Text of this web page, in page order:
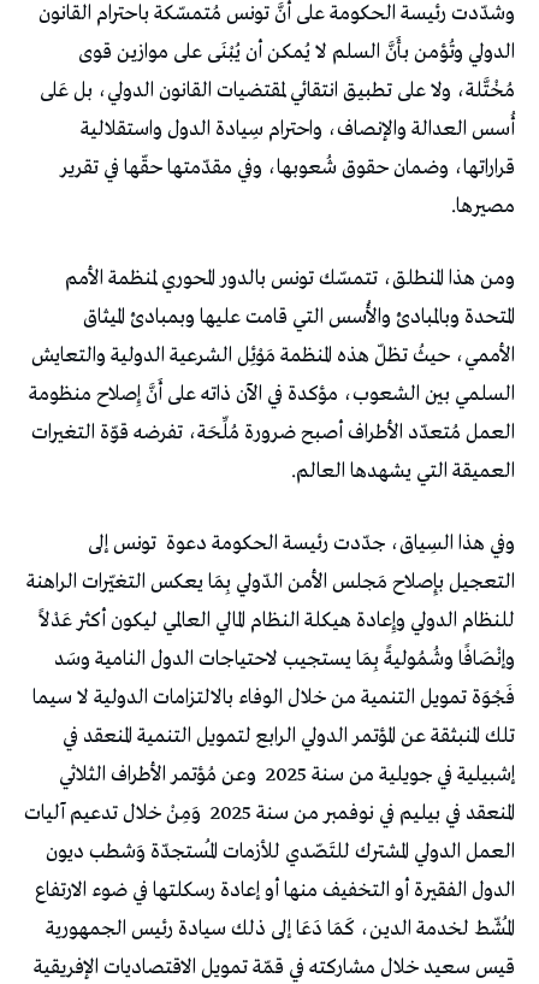
وشدّدت رئيسة الحكومة على أنَّ تونس مُتمسّكة باحترام القانون
الدولي وتُؤمن بأَنَّ السلم لا يُمكن أن يُبْنَى على موازين قوى
مُخْتَّلة، ولا على تطبيق انتقائي لمقتضيات القانون الدولي، بل عَلى
أُسس العدالة والإنصاف، واحترام سِيادة الدول واستقلالية
قراراتها، وضمان حقوق شُعوبها، وفي مقدّمتها حقّها في تقرير
مصيرها.
ومن هذا المنطلق، تتمسّك تونس بالدور المحوري لمنظمة الأمم
المتحدة وبالمبادئ والأُسس التي قامت عليها وبمبادئ الميثاق
الأممي، حيثُ تظلّ هذه المنظمة مَوْئِل الشرعية الدولية والتعايش
السلمي بين الشعوب، مؤكدة في الآن ذاته على أَنَّ إِصلاح منظومة
العمل مُتعدّد الأطراف أصبح ضرورة مُلِّحَة، تفرضه قوّة التغيرات
العميقة التي يشهدها العالم.
وفي هذا السِياق، جدّدت رئيسة الحكومة دعوة تونس إلى
التعجيل بإِصلاح مَجلس الأمن الدّولي بِمَا يعكس التغيّرات الراهنة
للنظام الدولي وإِعادة هيكلة النظام المالي العالمي ليكون أكثر عَدْلاً
وإنْصَافًا وشُمُوليةً بِمَا يستجيب لاحتياجات الدول النامية وسَد
فَجْوَة تمويل التنمية من خلال الوفاء بالالتزامات الدولية لا سيما
تلك المنبثقة عن المؤتمر الدولي الرابع لتمويل التنمية المنعقد في
إشبيلية في جويلية من سنة 2025 وعن مُؤتمر الأطراف الثلاثي
المنعقد في بيليم في نوفمبر من سنة 2025 وَمِنْ خلال تدعيم آليات
العمل الدولي المشترك للتَصّدي للأزمات المُستجدّة وَشطب ديون
الدول الفقيرة أو التخفيف منها أو إعادة رسكلتها في ضوء الارتفاع
المُشّط لخدمة الدين، كَمَا دَعَا إلى ذلك سيادة رئيس الجمهورية
قيس سعيد خلال مشاركته في قمّة تمويل الاقتصاديات الإفريقية